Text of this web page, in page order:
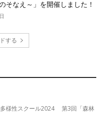
そなえ～」を開催しました！
する